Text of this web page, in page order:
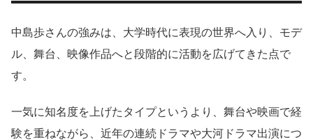
中島歩さんの強みは、大学時代に表現の世界へ入り、モデ
ル、舞台、映像作品へと段階的に活動を広げてきた点で
す。
一気に知名度を上げたタイプというより、舞台や映画で経
験を重ねながら、近年の連続ドラマや大河ドラマ出演につ